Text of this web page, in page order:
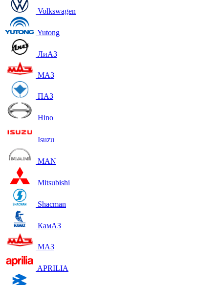
Volkswagen
Yutong
ЛиАЗ
МАЗ
ПАЗ
Hino
Isuzu
MAN
Mitsubishi
Shacman
КамАЗ
МАЗ
APRILIA